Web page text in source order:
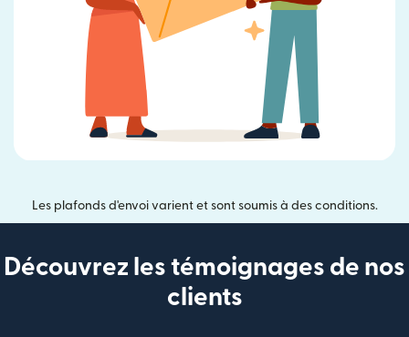
Les plafonds d'envoi varient et sont soumis à des conditions.
Découvrez les témoignages de nos
clients